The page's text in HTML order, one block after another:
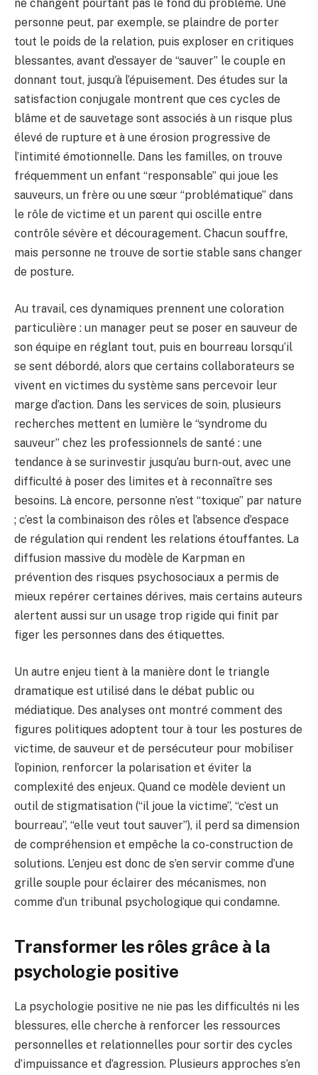
ne changent pourtant pas le fond du problème. Une
personne peut, par exemple, se plaindre de porter
tout le poids de la relation, puis exploser en critiques
blessantes, avant d’essayer de “sauver” le couple en
donnant tout, jusqu’à l’épuisement. Des études sur la
satisfaction conjugale montrent que ces cycles de
blâme et de sauvetage sont associés à un risque plus
élevé de rupture et à une érosion progressive de
l’intimité émotionnelle. Dans les familles, on trouve
fréquemment un enfant “responsable” qui joue les
sauveurs, un frère ou une sœur “problématique” dans
le rôle de victime et un parent qui oscille entre
contrôle sévère et découragement. Chacun souffre,
mais personne ne trouve de sortie stable sans changer
de posture.
Au travail, ces dynamiques prennent une coloration
particulière : un manager peut se poser en sauveur de
son équipe en réglant tout, puis en bourreau lorsqu’il
se sent débordé, alors que certains collaborateurs se
vivent en victimes du système sans percevoir leur
marge d’action. Dans les services de soin, plusieurs
recherches mettent en lumière le “syndrome du
sauveur” chez les professionnels de santé : une
tendance à se surinvestir jusqu’au burn-out, avec une
difficulté à poser des limites et à reconnaître ses
besoins. Là encore, personne n’est “toxique” par nature
; c’est la combinaison des rôles et l’absence d’espace
de régulation qui rendent les relations étouffantes. La
diffusion massive du modèle de Karpman en
prévention des risques psychosociaux a permis de
mieux repérer certaines dérives, mais certains auteurs
alertent aussi sur un usage trop rigide qui finit par
figer les personnes dans des étiquettes.
Un autre enjeu tient à la manière dont le triangle
dramatique est utilisé dans le débat public ou
médiatique. Des analyses ont montré comment des
figures politiques adoptent tour à tour les postures de
victime, de sauveur et de persécuteur pour mobiliser
l’opinion, renforcer la polarisation et éviter la
complexité des enjeux. Quand ce modèle devient un
outil de stigmatisation (“il joue la victime”, “c’est un
bourreau”, “elle veut tout sauver”), il perd sa dimension
de compréhension et empêche la co-construction de
solutions. L’enjeu est donc de s’en servir comme d’une
grille souple pour éclairer des mécanismes, non
comme d’un tribunal psychologique qui condamne.
Transformer les rôles grâce à la
psychologie positive
La psychologie positive ne nie pas les difficultés ni les
blessures, elle cherche à renforcer les ressources
personnelles et relationnelles pour sortir des cycles
d’impuissance et d’agression. Plusieurs approches s’en